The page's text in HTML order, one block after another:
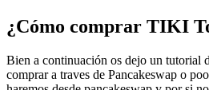
¿Cómo comprar TIKI
Bien a continuación os dejo un tutorial
comprar a traves de Pancakeswap o